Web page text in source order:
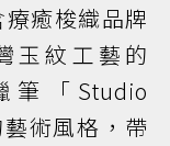
癒梭織品牌
玉紋工藝的
筆「Studio
術風格，帶